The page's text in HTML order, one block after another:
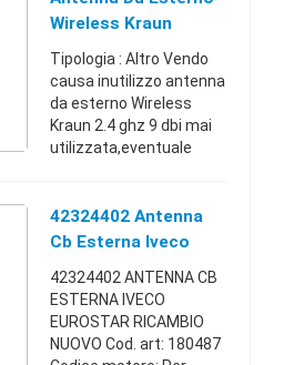
Wireless Kraun
Tipologia : Altro Vendo
causa inutilizzo antenna
da esterno Wireless
Kraun 2.4 ghz 9 dbi mai
utilizzata,eventuale
dell'acquirenteCeranesi
(Genova)+39347010649
42324402 Antenna
Cb Esterna Iveco
Eurostar Ricambio
Nuovo
42324402 ANTENNA CB
ESTERNA IVECO
EUROSTAR RICAMBIO
NUOVO Cod. art: 180487